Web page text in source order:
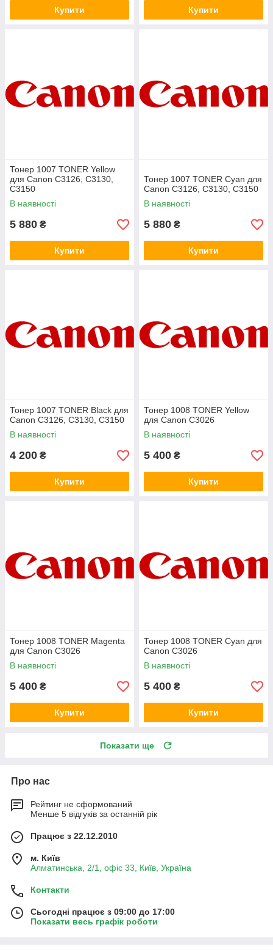
Купити Купити
Тонер 1007 TONER Yellow
для Canon C3126, C3130,
C3150
В наявності
5 880 ₴
Купити
Тонер 1007 TONER Cyan для
Canon C3126, C3130, C3150
В наявності
5 880 ₴
Купити
Тонер 1007 TONER Black для
Canon C3126, C3130, C3150
В наявності
4 200 ₴
Купити
Тонер 1008 TONER Yellow
для Canon C3026
В наявності
5 400 ₴
Купити
Тонер 1008 TONER Magenta
для Canon C3026
В наявності
5 400 ₴
Купити
Тонер 1008 TONER Cyan для
Canon C3026
В наявності
5 400 ₴
Купити
Показати ще
Про нас
Рейтинг не сформований
Менше 5 відгуків за останній рік
Працює з 22.12.2010
м. Київ
Алматинська, 2/1, офіс 33, Київ, Україна
Контакти
Сьогодні працює з 09:00 до 17:00
Показати весь графік роботи